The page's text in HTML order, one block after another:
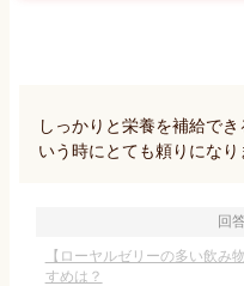
しっかりと栄養を補給で
いう時にとても頼りになり
回
【ローヤルゼリーの多い飲み
すめは？